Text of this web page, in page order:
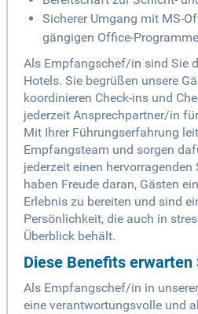
Sicherer Umgang mit MS-
gängigen Office-
Als Empfangschef/in sind Sie
Hotels. Sie begrüßen unsere
koordinieren Check-ins und
jederzeit Ansprechpartner/in
Mit Ihrer Führungserfahrung
Empfangsteam und sorgen
jederzeit einen hervorragenden
haben Freude daran, Gästen
Erlebnis zu bereiten und sind
Persönlichkeit, die auch in
Überblick behält.
Diese Benefits erwarten
Als Empfangschef/in in
eine verantwortungsvolle und